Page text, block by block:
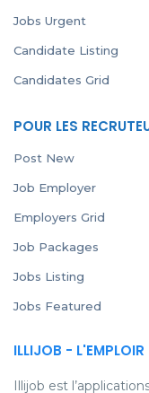
Jobs Urgent
Candidate Listing
Candidates Grid
POUR LES
Post New
Job Employer
Employers Grid
Job Packages
Jobs Listing
Jobs Featured
ILLIJOB - L'EMPLOIR
Illijob est